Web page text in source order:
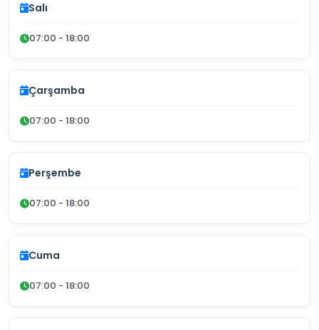
Salı
07:00 - 18:00
Çarşamba
07:00 - 18:00
Perşembe
07:00 - 18:00
Cuma
07:00 - 18:00